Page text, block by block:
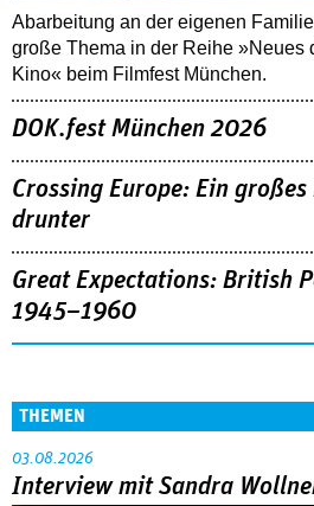
Abarbeitung an der eigenen
große Thema in der Reihe »Neues
Kino« beim Filmfest München.
DOK.fest München 2026
Crossing Europe: Ein
drunter
Great Expectations: British
1945–1960
THEMEN
03.08.2026
Interview mit Sandra